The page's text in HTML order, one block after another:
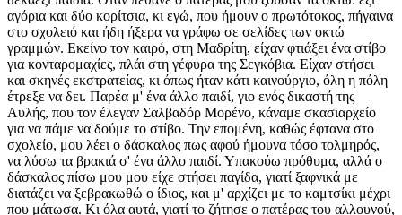
αγόρια και δύο κορίτσια, κι εγώ, που ήμουν ο πρωτότοκος, πήγαινα
στο σχολειό και ήδη ήξερα να γράφω σε σελίδες των οκτώ
γραμμών. Εκείνο τον καιρό, στη Μαδρίτη, είχαν φτιάξει ένα στίβο
για κονταρομαχίες, πλάι στη γέφυρα της Σεγκόβια. Είχαν στήσει
και σκηνές εκστρατείας, κι όπως ήταν κάτι καινούργιο, όλη η πόλη
έτρεξε να δει. Παρέα μ' ένα άλλο παιδί, γιο ενός δικαστή της
Αυλής, που τον έλεγαν Σαλβαδόρ Μορένο, κάναμε σκασιαρχείο
για να πάμε να δούμε το στίβο. Την επομένη, καθώς έφτανα στο
σχολείο, μου λέει ο δάσκαλος πως αφού ήμουνα τόσο τολμηρός,
να λύσω τα βρακιά σ' ένα άλλο παιδί. Υπακούω πρόθυμα, αλλά ο
δάσκαλος πίσω μου μου είχε στήσει παγίδα, γιατί ξαφνικά με
διατάζει να ξεβρακωθώ ο ίδιος, και μ' αρχίζει με το καμτσίκι μέχρι
που μάτωσα. Κι όλα αυτά, γιατί το ζήτησε ο πατέρας του αλλουνού,